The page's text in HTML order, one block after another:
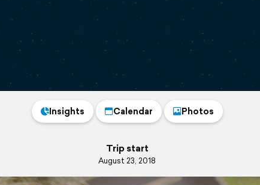
Insights Calendar Photos
Trip start
August 23, 2018